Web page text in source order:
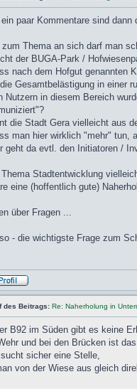
paar Kommentare sind
zum Thema an sich darf man
der BUGA-Park /
nach dem Hofgut genannten
Gesamtbelästigung in einer
Nutzern in diesem Bereich
die Stadt Gera vielleicht aus
man hier wirklich "mehr" tun,
geht da evtl. den Initiatoren /
Stadtentwicklung
eine (hoffentlich gute)
über Fragen ...
- die wichtigste Frage zum
des Beitrags: Re: Naherholung in
B92 im Süden gibt es keine
und bei den Brücken ist
sucht sicher eine Stelle,
von der Wiese aus gleich